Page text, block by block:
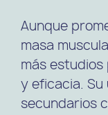
Aunque
masa
más
y eficacia.
secundarios